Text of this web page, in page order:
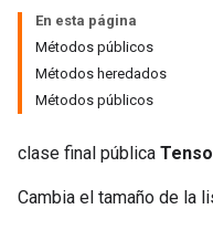
En esta página
Métodos públicos
Métodos heredados
Métodos públicos
clase final pública
Cambia el tamaño de la